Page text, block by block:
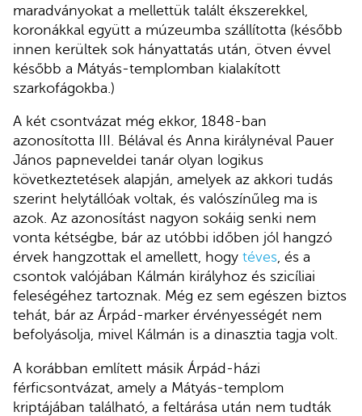
maradványokat a mellettük talált ékszerekkel,
koronákkal együtt a múzeumba szállította (később
innen kerültek sok hányattatás után, ötven évvel
később a Mátyás-templomban kialakított
szarkofágokba.)
A két csontvázat még ekkor, 1848-ban
azonosította III. Bélával és Anna királynéval Pauer
János papneveldei tanár olyan logikus
következtetések alapján, amelyek az akkori tudás
szerint helytállóak voltak, és valószínűleg ma is
azok. Az azonosítást nagyon sokáig senki nem
vonta kétségbe, bár az utóbbi időben jól hangzó
érvek hangzottak el amellett, hogy téves, és a
csontok valójában Kálmán királyhoz és szicíliai
feleségéhez tartoznak. Még ez sem egészen biztos
tehát, bár az Árpád-marker érvényességét nem
befolyásolja, mivel Kálmán is a dinasztia tagja volt.
A korábban említett másik Árpád-házi
férficsontvázat, amely a Mátyás-templom
kriptájában található, a feltárása után nem tudták